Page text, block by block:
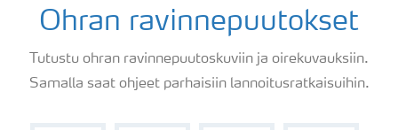
Ohran ravinnepuutokset
Tutustu ohran ravinnepuutoskuviin ja oirekuvauksiin.
Samalla saat ohjeet parhaisiin lannoitusratkaisuihin.